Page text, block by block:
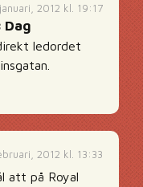
2012 kl. 19:17
Dag
ledordet
2012 kl. 13:33
att på Royal